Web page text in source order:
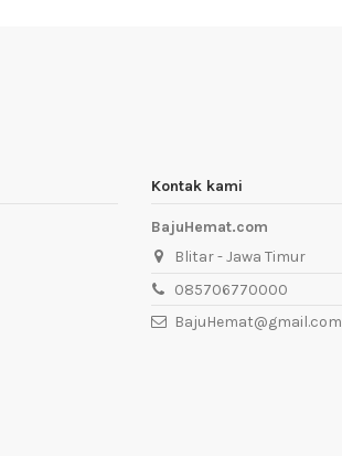
Kontak kami
BajuHemat.com
Blitar - Jawa Timur
085706770000
BajuHemat@gmail.com